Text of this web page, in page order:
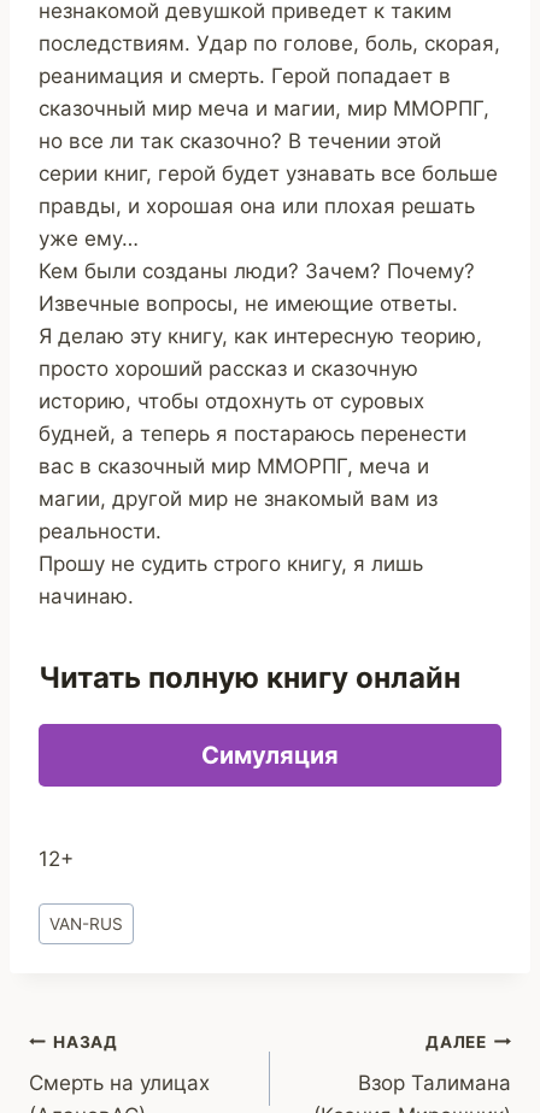
незнакомой девушкой приведет к таким
последствиям. Удар по голове, боль, скорая,
реанимация и смерть. Герой попадает в
сказочный мир меча и магии, мир ММОРПГ,
но все ли так сказочно? В течении этой
серии книг, герой будет узнавать все больше
правды, и хорошая она или плохая решать
уже ему…
Кем были созданы люди? Зачем? Почему?
Извечные вопросы, не имеющие ответы.
Я делаю эту книгу, как интересную теорию,
просто хороший рассказ и сказочную
историю, чтобы отдохнуть от суровых
будней, а теперь я постараюсь перенести
вас в сказочный мир ММОРПГ, меча и
магии, другой мир не знакомый вам из
реальности.
Прошу не судить строго книгу, я лишь
начинаю.
Читать полную книгу онлайн
Симуляция
12+
Метки
записи:
VAN-RUS
Навигация
по
НАЗАД
Смерть на улицах
ДАЛЕЕ
Взор Талимана